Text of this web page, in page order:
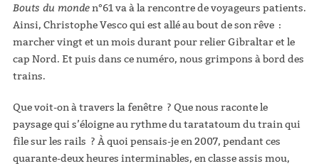
Bouts du monden°61 va à la rencontre de voyageurs patients.
Ainsi, Christophe Vesco qui est allé au bout de son rêve :
marcher vingt et un mois durant pour relier Gibraltar et le
cap Nord. Et puis dans ce numéro, nous grimpons à bord des
trains.
Que voit-on à travers la fenêtre ? Que nous raconte le
paysage qui s’éloigne au rythme du taratatoum du train qui
file sur les rails ? À quoi pensais-je en 2007, pendant ces
quarante-deux heures interminables, en classe assis mou,